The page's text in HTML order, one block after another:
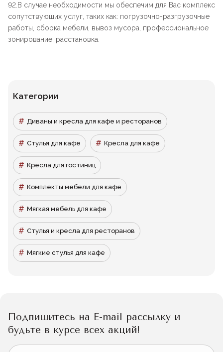
92.В случае необходимости мы обеспечим для Вас комплекс
сопутствующих услуг, таких как: погрузочно-разгрузочные
работы, сборка мебели, вывоз мусора, профессиональное
зонирование, расстановка.
Категории
Диваны и кресла для кафе и ресторанов
Стулья для кафе Кресла для кафе
Кресла для гостиниц
Комплекты мебели для кафе
Мягкая мебель для кафе
Стулья и кресла для ресторанов
Мягкие стулья для кафе
Подпишитесь на E-mail рассылку и
будьте в курсе всех акций!